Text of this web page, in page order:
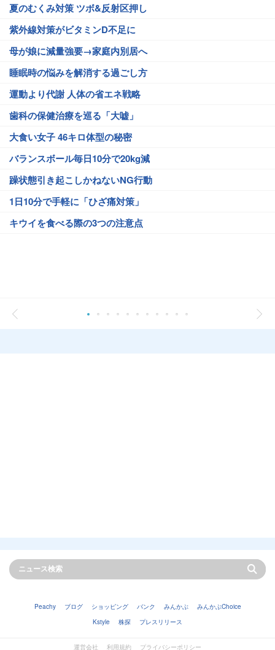
夏のむくみ対策 ツボ&反射区押し
紫外線対策がビタミンD不足に
母が娘に減量強要→家庭内別居へ
睡眠時の悩みを解消する過ごし方
運動より代謝 人体の省エネ戦略
歯科の保健治療を巡る「大嘘」
大食い女子 46キロ体型の秘密
バランスボール毎日10分で20kg減
躁状態引き起こしかねないNG行動
1日10分で手軽に「ひざ痛対策」
キウイを食べる際の3つの注意点
Peachy ブログ ショッピング バンク みんかぶ
みんかぶChoice
Kstyle
株探 プレスリリース
運営会社 利用規約 プライバシーポリシー